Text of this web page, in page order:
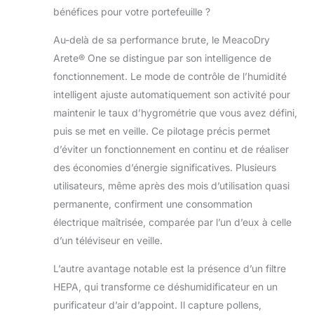
bénéfices pour votre portefeuille ?
Au-delà de sa performance brute, le MeacoDry
Arete® One se distingue par son intelligence de
fonctionnement. Le mode de contrôle de l’humidité
intelligent ajuste automatiquement son activité pour
maintenir le taux d’hygrométrie que vous avez défini,
puis se met en veille. Ce pilotage précis permet
d’éviter un fonctionnement en continu et de réaliser
des économies d’énergie significatives. Plusieurs
utilisateurs, même après des mois d’utilisation quasi
permanente, confirment une consommation
électrique maîtrisée, comparée par l’un d’eux à celle
d’un téléviseur en veille.
L’autre avantage notable est la présence d’un filtre
HEPA, qui transforme ce déshumidificateur en un
purificateur d’air d’appoint. Il capture pollens,